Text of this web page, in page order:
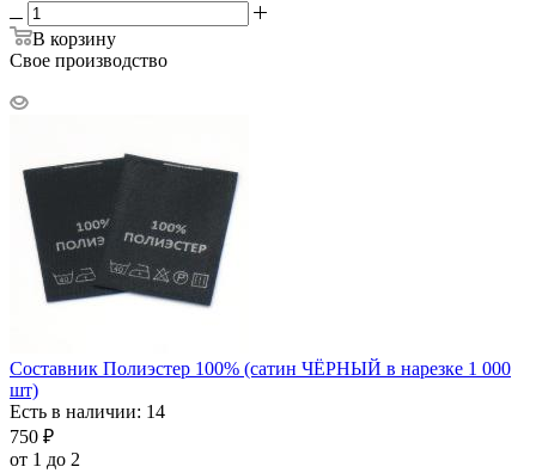
В корзину
Свое производство
Составник Полиэстер 100% (сатин ЧЁРНЫЙ в нарезке 1 000
шт)
Есть в наличии: 14
750 ₽
от 1 до 2